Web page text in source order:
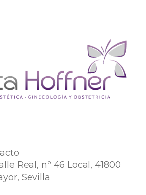
Real, nº 46 Local, 41800
Sevilla